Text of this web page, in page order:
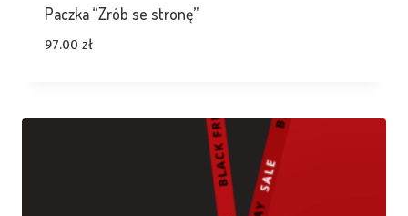
Paczka “Zrób se stronę”
97.00 zł